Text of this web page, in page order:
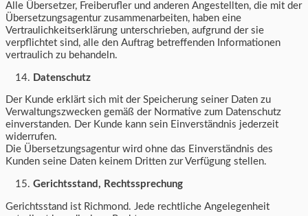
Alle Übersetzer, Freiberufler und anderen Angestellten, die mit der
Übersetzungsagentur zusammenarbeiten, haben eine
Vertraulichkeitserklärung unterschrieben, aufgrund der sie
verpflichtet sind, alle den Auftrag betreffenden Informationen
vertraulich zu behandeln.
Datenschutz
Der Kunde erklärt sich mit der Speicherung seiner Daten zu
Verwaltungszwecken gemäß der Normative zum Datenschutz
einverstanden. Der Kunde kann sein Einverständnis jederzeit
widerrufen.
Die Übersetzungsagentur wird ohne das Einverständnis des
Kunden seine Daten keinem Dritten zur Verfügung stellen.
Gerichtsstand, Rechtssprechung
Gerichtsstand ist Richmond. Jede rechtliche Angelegenheit